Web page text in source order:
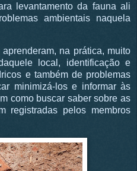
levantamento da fauna ali
ambientais naquela
na prática, muito
local, identificação e
e também de problemas
minimizá-los e informar às
como buscar saber sobre as
registradas pelos membros